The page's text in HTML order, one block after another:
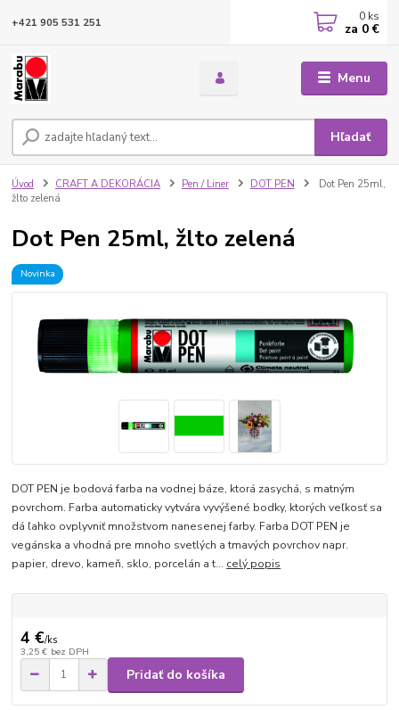
Menu
Hľadať
+421 905 531 251 0 ks
za 0 €
Úvod CRAFT A DEKORÁCIA Pen / Liner DOT PEN
Dot Pen 25ml,
žlto zelená
Dot Pen 25ml, žlto zelená
Novinka
DOT PEN je bodová farba na vodnej báze, ktorá zasychá, s matným
povrchom. Farba automaticky vytvára vyvýšené bodky, ktorých veľkosť sa
dá ľahko ovplyvniť množstvom nanesenej farby. Farba DOT PEN je
vegánska a vhodná pre mnoho svetlých a tmavých povrchov napr.
papier, drevo, kameň, sklo, porcelán a t... celý popis
4 €/ks
3,25 € bez DPH
Pridať do košíka